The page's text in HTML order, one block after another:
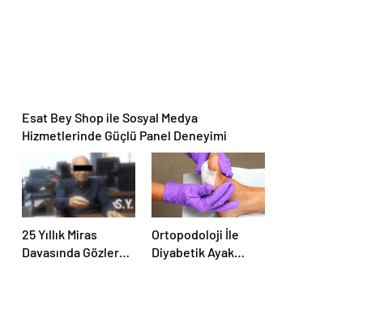
Esat Bey Shop ile Sosyal Medya
Hizmetlerinde Güçlü Panel Deneyimi
25 Yıllık Miras
Davasında Gözler
Ortopodoloji İle
Diyabetik Ayak